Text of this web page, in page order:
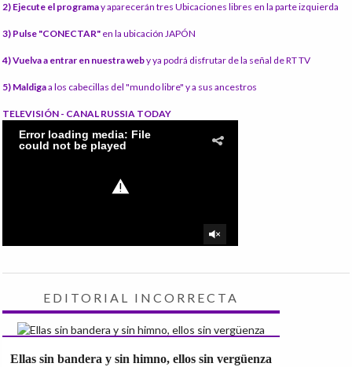
2) Ejecute el programay aparecerán tres Ubicaciones libres en la parte izquierda
3) Pulse "CONECTAR" en la ubicación JAPÓN
4) Vuelva a entrar en nuestra weby ya podrá disfrutar de la señal de RT TV
5) Maldigaa los cabecillas del "mundo libre" y a sus ancestros
TELEVISIÓN - CANAL RUSSIA TODAY
EDITORIAL INCORRECTA
Ellas sin bandera y sin himno, ellos sin vergüenza